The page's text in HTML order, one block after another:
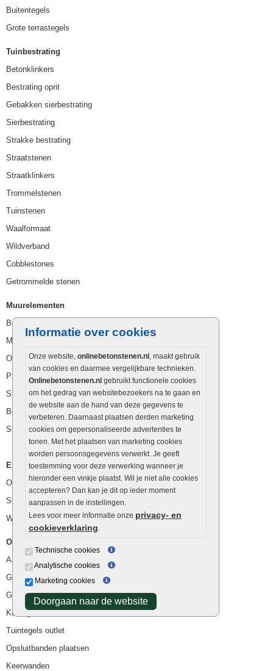
Informatie over cookies
Onze website, onlinebetonstenen.nl , maakt gebruik
van cookies en daarmee vergelijkbare technieken.
Onlinebetonstenen.nl gebruikt functionele cookies
om het gedrag van websitebezoekers na te gaan en
de website aan de hand van deze gegevens te
verbeteren. Daarnaast plaatsen derden marketing
cookies om gepersonaliseerde advertenties te
tonen. Met het plaatsen van marketing cookies
worden persoonsgegevens verwerkt. Je geeft
toestemming voor deze verwerking wanneer je
hieronder een vinkje plaatst. Wil je niet alle cookies
accepteren? Dan kan je dit op ieder moment
aanpassen in de instellingen.
Lees voor meer informatie onze privacy- en
cookieverklaring
Technische cookies
Analytische cookies
Marketing cookies
Doorgaan naar de website
Buitentegels
Grote terrastegels
Tuinbestrating
Betonklinkers
Bestrating oprit
Gebakken sierbestrating
Sierbestrating
Strakke bestrating
Straatstenen
Straatklinkers
Trommelstenen
Tuinstenen
Waalformaat
Wildverband
Cobblestones
Getrommelde stenen
Muurelementen
Betonbielzen
Muurstenen
Opsluitbanden
Palissaden
Stapelblokken
Betonblokken
Stapelstenen
Extra benodigdheden
Ophoogzand
Siergrind en siersplit
Waterafvoer
Overig
Aanbiedingen
Goedkope bestrating
Goedkope tuintegels
Kunstgras
Tuintegels outlet
Opsluitbanden plaatsen
Keerwanden